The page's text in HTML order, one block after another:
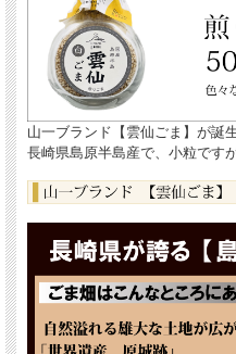
山一ブランド【雲仙ごま】が誕
長崎県島原半島産で、小粒です